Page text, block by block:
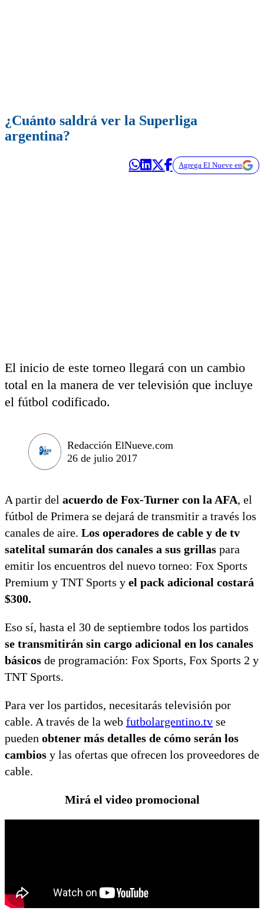
¿Cuánto saldrá ver la Superliga
argentina?
Agrega El Nueve en
El inicio de este torneo llegará con un cambio
total en la manera de ver televisión que incluye
el fútbol codificado.
Redacción ElNueve.com
26 de julio 2017
A partir del acuerdo de Fox-Turner con la AFA, el
fútbol de Primera se dejará de transmitir a través los
canales de aire. Los operadores de cable y de tv
satelital sumarán dos canales a sus grillas para
emitir los encuentros del nuevo torneo: Fox Sports
Premium y TNT Sports y el pack adicional costará
$300.
Eso sí, hasta el 30 de septiembre todos los partidos
se transmitirán sin cargo adicional en los canales
básicos de programación: Fox Sports, Fox Sports 2 y
TNT Sports.
Para ver los partidos, necesitarás televisión por
cable. A través de la web futbolargentino.tv se
pueden obtener más detalles de cómo serán los
cambios y las ofertas que ofrecen los proveedores de
cable.
Mirá el video promocional